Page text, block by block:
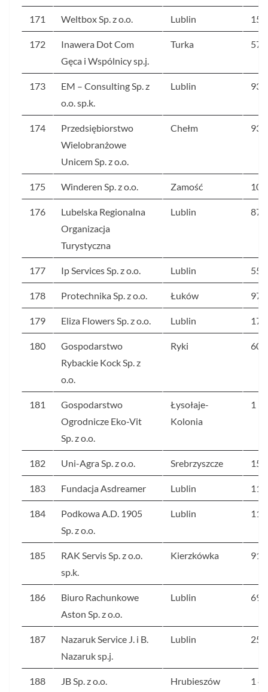
171 Weltbox Sp. z o.o. Lublin 159
172
Inawera Dot Com
Gęca i Wspólnicy sp.j.
Turka 57
173
EM – Consulting Sp. z
o.o. sp.k.
Lublin 93
174
Przedsiębiorstwo
Wielobranżowe
Unicem Sp. z o.o.
Chełm 93
175 Winderen Sp. z o.o. Zamość 109
176
Lubelska Regionalna
Organizacja
Turystyczna
Lublin 87
177 Ip Services Sp. z o.o. Lublin 558
178 Protechnika Sp. z o.o. Łuków 977
179 Eliza Flowers Sp. z o.o. Lublin 173
180
Gospodarstwo
Rybackie Kock Sp. z
o.o.
Ryki 603
181
Gospodarstwo
Ogrodnicze Eko-Vit
Sp. z o.o.
Łysołaje-
Kolonia
1
182 Uni-Agra Sp. z o.o. Srebrzyszcze 154
183 Fundacja Asdreamer Lublin 110
184
Podkowa A.D. 1905
Sp. z o.o.
Lublin 113
185
RAK Servis Sp. z o.o.
sp.k.
Kierzkówka 910
186
Biuro Rachunkowe
Aston Sp. z o.o.
Lublin 69
187
Nazaruk Service J. i B.
Nazaruk sp.j.
Lublin 252
188 JB Sp. z o.o. Hrubieszów 1